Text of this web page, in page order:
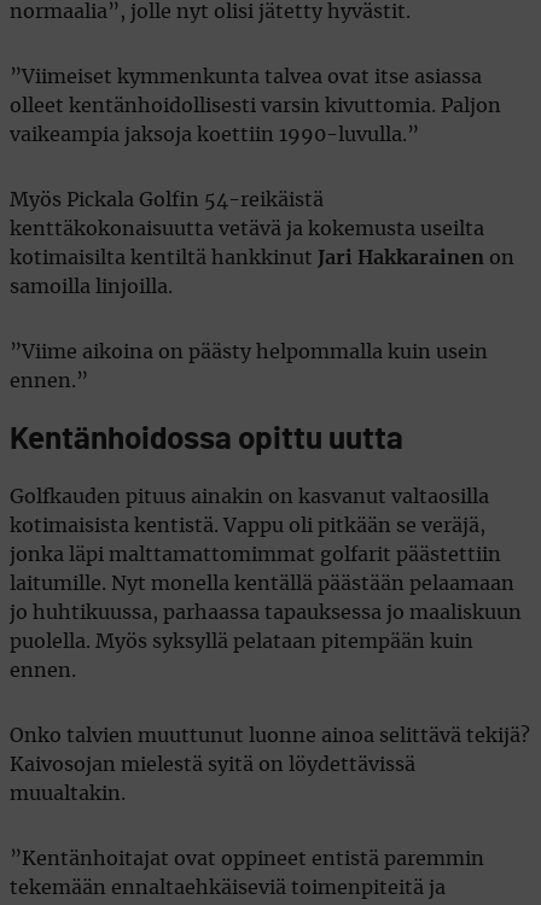
normaalia”, jolle nyt olisi jätetty hyvästit.
”Viimeiset kymmenkunta talvea ovat itse asiassa
olleet kentänhoidollisesti varsin kivuttomia. Paljon
vaikeampia jaksoja koettiin 1990-luvulla.”
Myös Pickala Golfin 54-reikäistä
kenttäkokonaisuutta vetävä ja kokemusta useilta
kotimaisilta kentiltä hankkinut
Jari Hakkarainen on
samoilla linjoilla.
”Viime aikoina on päästy helpommalla kuin usein
ennen.”
Kentänhoidossa opittu uutta
Golfkauden pituus ainakin on kasvanut valtaosilla
kotimaisista kentistä. Vappu oli pitkään se veräjä,
jonka läpi malttamattomimmat golfarit päästettiin
laitumille. Nyt monella kentällä päästään pelaamaan
jo huhtikuussa, parhaassa tapauksessa jo maaliskuun
puolella. Myös syksyllä pelataan pitempään kuin
ennen.
Onko talvien muuttunut luonne ainoa selittävä tekijä?
Kaivosojan mielestä syitä on löydettävissä
muualtakin.
”Kentänhoitajat ovat oppineet entistä paremmin
tekemään ennaltaehkäiseviä toimenpiteitä ja